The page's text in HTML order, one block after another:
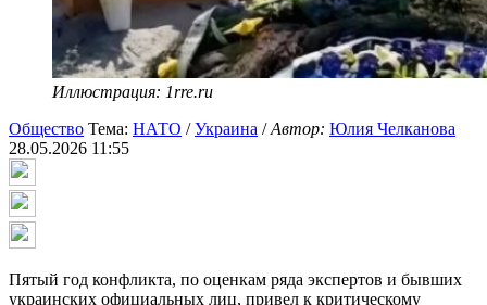
Иллюстрация: 1rre.ru
Общество Тема: НАТО /Украина /Автор: Юлия Челканова
28.05.2026 11:55
Пятый год конфликта, по оценкам ряда экспертов и бывших
украинских официальных лиц, привел к критическому